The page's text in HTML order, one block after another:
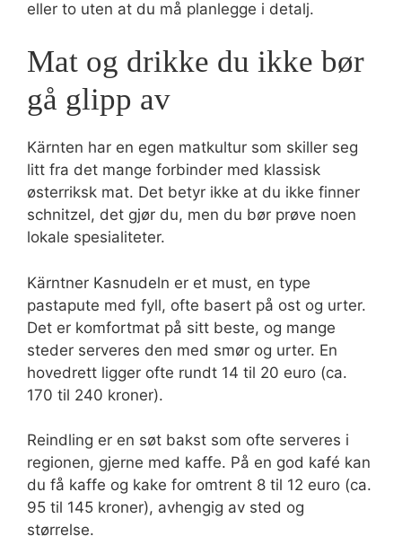
eller to uten at du må planlegge i detalj.
Mat og drikke du ikke bør
gå glipp av
Kärnten har en egen matkultur som skiller seg
litt fra det mange forbinder med klassisk
østerriksk mat. Det betyr ikke at du ikke finner
schnitzel, det gjør du, men du bør prøve noen
lokale spesialiteter.
Kärntner Kasnudeln er et must, en type
pastapute med fyll, ofte basert på ost og urter.
Det er komfortmat på sitt beste, og mange
steder serveres den med smør og urter. En
hovedrett ligger ofte rundt 14 til 20 euro (ca.
170 til 240 kroner).
Reindling er en søt bakst som ofte serveres i
regionen, gjerne med kaffe. På en god kafé kan
du få kaffe og kake for omtrent 8 til 12 euro (ca.
95 til 145 kroner), avhengig av sted og
størrelse.